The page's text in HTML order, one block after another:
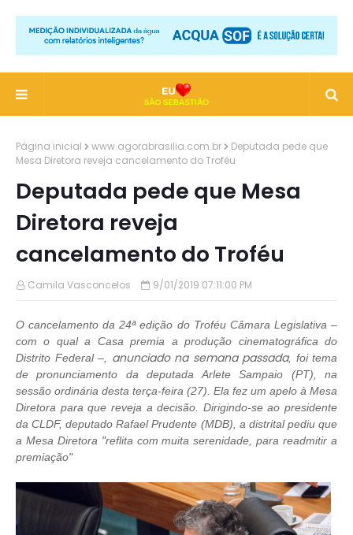
Página inicial www.agorabrasilia.com.br
Deputada pede que
Mesa Diretora reveja cancelamento do Troféu
Deputada pede que Mesa
Diretora reveja
cancelamento do Troféu
Camila Vasconcelos 9/01/2019 07:11:00 PM
O cancelamento da 24ª edição do Troféu Câmara Legislativa –
com o qual a Casa premia a produção cinematográfica do
Distrito Federal –, anunciado na semana passada, foi tema
de pronunciamento da deputada Arlete Sampaio (PT), na
sessão ordinária desta terça-feira (27). Ela fez um apelo à Mesa
Diretora para que reveja a decisão. Dirigindo-se ao presidente
da CLDF, deputado Rafael Prudente (MDB), a distrital pediu que
a Mesa Diretora "reflita com muita serenidade, para readmitir a
premiação"